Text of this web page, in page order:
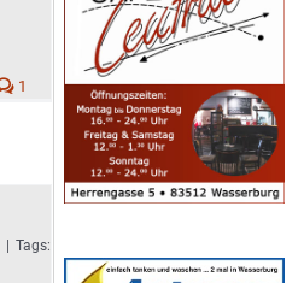
1
Tags: